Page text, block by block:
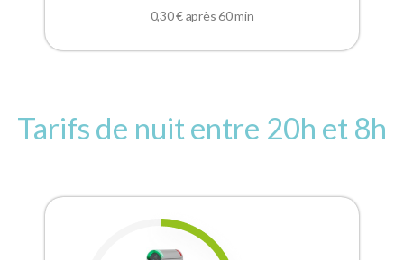
0,30 € après 60 min
Tarifs de nuit entre 20h et 8h